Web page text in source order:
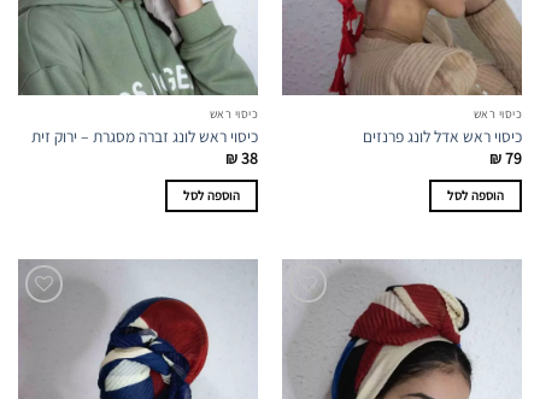
כיסוי ראש
כיסוי ראש אדל לונג פרנזים
₪79
הוספה לסל
כיסוי ראש
כיסוי ראש לונג זברה מסגרת – ירוק זית
₪38
הוספה לסל